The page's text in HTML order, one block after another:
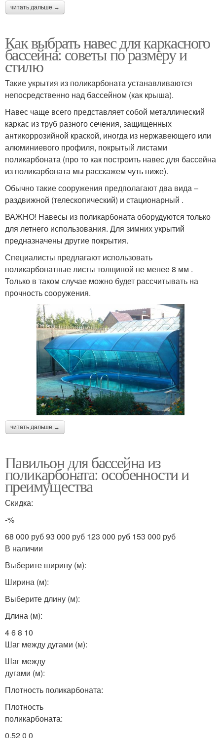
читать дальше →
Как выбрать навес для каркасного
бассейна: советы по размеру и
стилю
Такие укрытия из поликарбоната устанавливаются
непосредственно над бассейном (как крыша).
Навес чаще всего представляет собой металлический
каркас из труб разного сечения, защищенных
антикоррозийной краской, иногда из нержавеющего или
алюминиевого профиля, покрытый листами
поликарбоната (про то как построить навес для бассейна
из поликарбоната мы расскажем чуть ниже).
Обычно такие сооружения предполагают два вида –
раздвижной (телескопический) и стационарный .
ВАЖНО! Навесы из поликарбоната оборудуются только
для летнего использования. Для зимних укрытий
предназначены другие покрытия.
Специалисты предлагают использовать
поликарбонатные листы толщиной не менее 8 мм .
Только в таком случае можно будет рассчитывать на
прочность сооружения.
читать дальше →
Павильон для бассейна из
поликарбоната: особенности и
преимущества
Скидка:
-%
68 000 руб 93 000 руб 123 000 руб 153 000 руб
В наличии
Выберите ширину (м):
Ширина (м):
Выберите длину (м):
Длина (м):
4 6 8 10
Шаг между дугами (м):
Шаг между
дугами (м):
Плотность поликарбоната:
Плотность
поликарбоната:
0.52 0 0